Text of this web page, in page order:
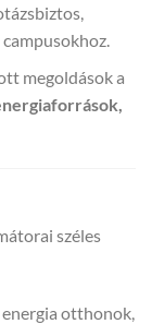
megoldások a
széles
otthonok,